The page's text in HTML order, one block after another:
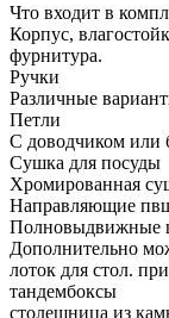
Что входит в
Корпус,
фурнитура.
Ручки
Различные
Петли
С доводчиком или
Сушка для посуды
Хромированная
Направляющие
Полновыдвижные
Дополнительно
лоток для стол.
тандембоксы
столешница из